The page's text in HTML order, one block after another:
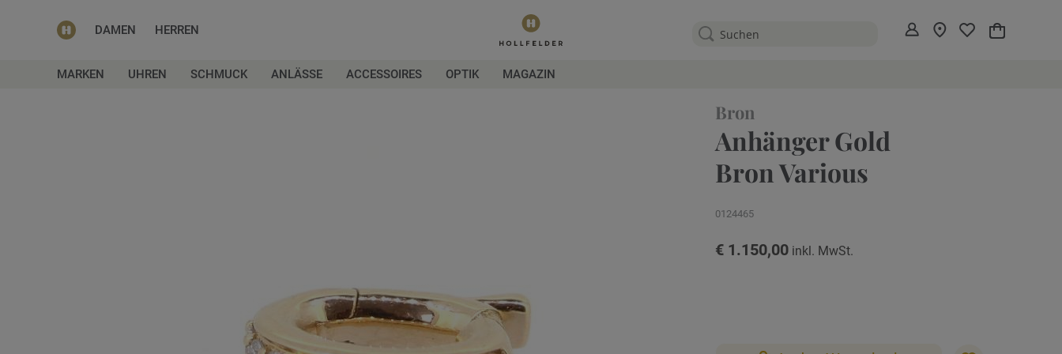
DAMEN HERREN Mein
MARKEN UHREN SCHMUCK ANLÄSSE ACCESSOIRES OPTIK MAGAZIN
Bron
Anhänger Gold
Bron Various
0124465
€ 1.150,00